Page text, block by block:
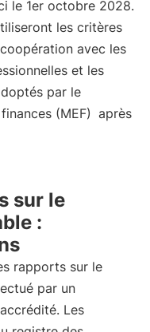
le 1er octobre 2028.
les critères
avec les
et les
par le
(MEF) après
sur le
:
rapports sur le
par un
Les